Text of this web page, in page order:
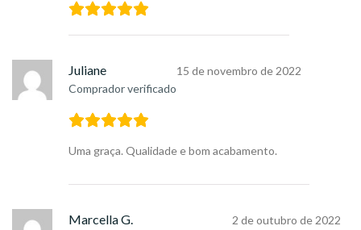
Juliane
Comprador verificado
15 de novembro de 2022
Uma graça. Qualidade e bom acabamento.
Marcella G. 2 de outubro de 2022